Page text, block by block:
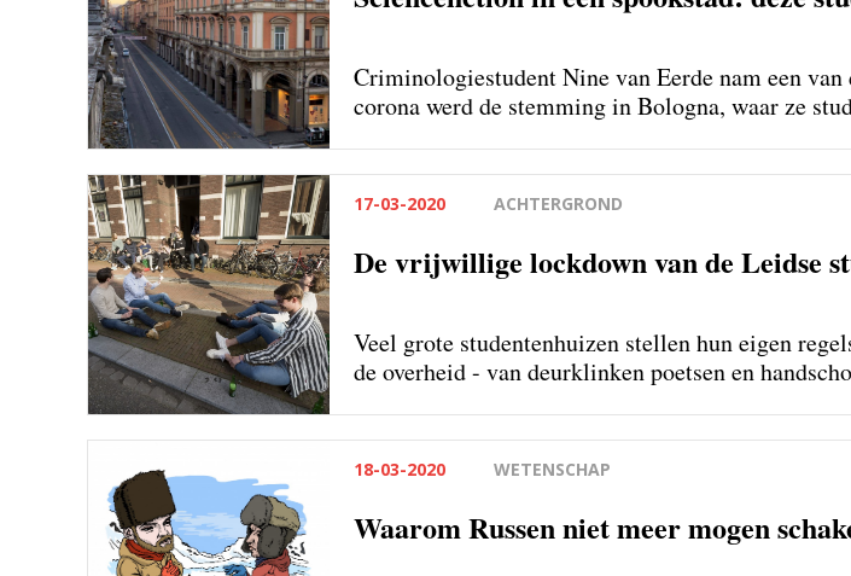
Criminologiestudent Nine van Eerde nam een
corona werd de stemming in Bologna, waar ze
17-03-2020 ACHTERGROND
De vrijwillige lockdown van de Leidse
Veel grote studentenhuizen stellen hun eigen
de overheid - van deurklinken poetsen en
18-03-2020 WETENSCHAP
Waarom Russen niet meer mogen